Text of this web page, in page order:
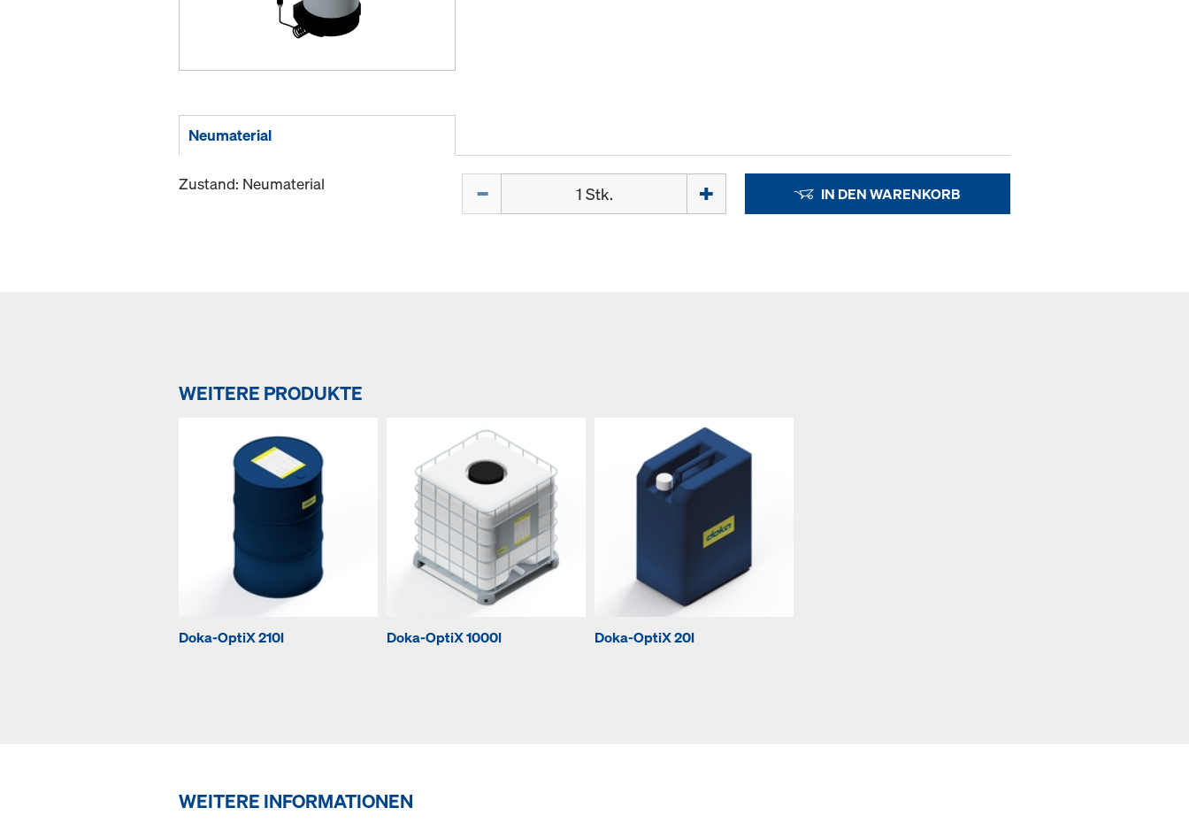
Neumaterial
Zustand: Neumaterial IN DEN WARENKORB
WEITERE PRODUKTE
Doka-OptiX 210l Doka-OptiX 1000l Doka-OptiX 20l
WEITERE INFORMATIONEN